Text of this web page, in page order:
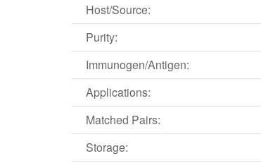
Host/Source:
Purity:
Immunogen/Antigen:
Applications:
Matched Pairs:
Storage: